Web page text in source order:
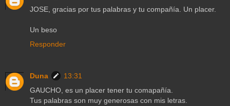
JOSE, gracias por tus palabras y tu compañía. Un placer.
Un beso
Responder
Duna
13:31
GAUCHO, es un placer tener tu comapañía.
Tus palabras son muy generosas con mis letras.